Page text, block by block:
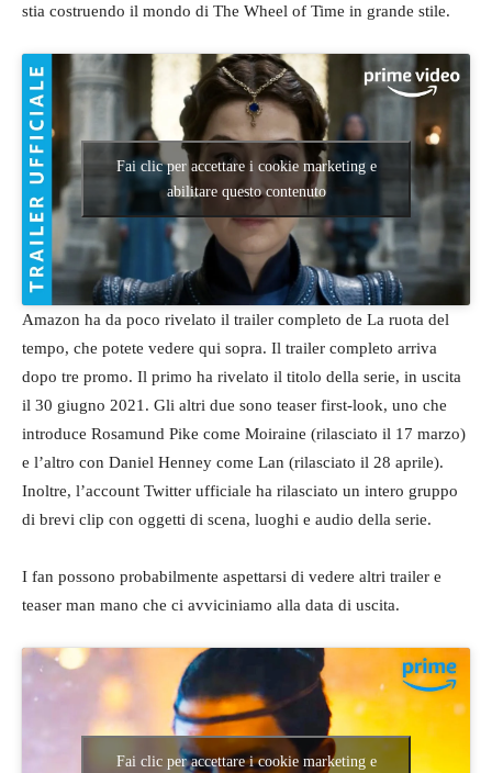
stia costruendo il mondo di The Wheel of Time in grande stile.
Fai clic per accettare i cookie marketing e
abilitare questo contenuto
Amazon ha da poco rivelato il trailer completo de La ruota del
tempo, che potete vedere qui sopra. Il trailer completo arriva
dopo tre promo. Il primo ha rivelato il titolo della serie, in uscita
il 30 giugno 2021. Gli altri due sono teaser first-look, uno che
introduce Rosamund Pike come Moiraine (rilasciato il 17 marzo)
e l’altro con Daniel Henney come Lan (rilasciato il 28 aprile).
Inoltre, l’account Twitter ufficiale ha rilasciato un intero gruppo
di brevi clip con oggetti di scena, luoghi e audio della serie.
I fan possono probabilmente aspettarsi di vedere altri trailer e
teaser man mano che ci avviciniamo alla data di uscita.
Fai clic per accettare i cookie marketing e